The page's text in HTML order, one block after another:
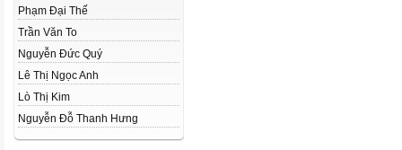
Phạm Đại Thế
Trần Văn To
Nguyễn Đức Quý
Lê Thị Ngọc Anh
Lò Thị Kim
Nguyễn Đỗ Thanh Hưng